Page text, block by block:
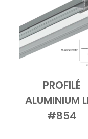
Add toVue
PROFILÉ
ALUMINIUM
#854